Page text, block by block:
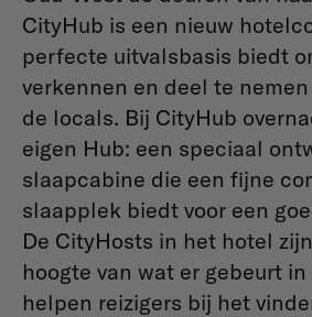
CityHub is een nieuw
perfecte uitvalsbasis biedt
verkennen en deel te
de locals. Bij CityHub
eigen Hub: een speciaal
slaapcabine die een fijne
slaapplek biedt voor een
De CityHosts in het hotel
hoogte van wat er gebeurt
helpen reizigers bij het